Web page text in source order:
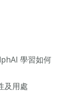
學習如何
及用處